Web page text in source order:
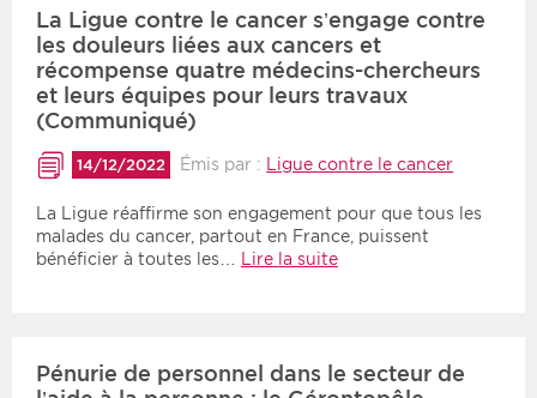
La Ligue contre le cancer s’engage contre
les douleurs liées aux cancers et
récompense quatre médecins-chercheurs
et leurs équipes pour leurs travaux
(Communiqué)
14/12/2022 Émis par : Ligue contre le cancer
La Ligue réaffirme son engagement pour que tous les
malades du cancer, partout en France, puissent
bénéficier à toutes les…
Lire la suite
Pénurie de personnel dans le secteur de